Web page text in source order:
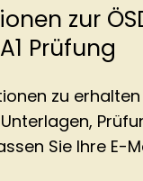
zur
Prüfung
zu erhalten
Sie Ihre E-